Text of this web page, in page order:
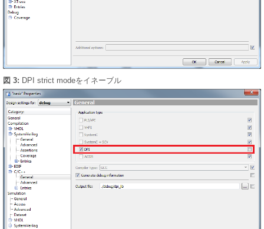
図 3: DPI strict modeをイネーブル